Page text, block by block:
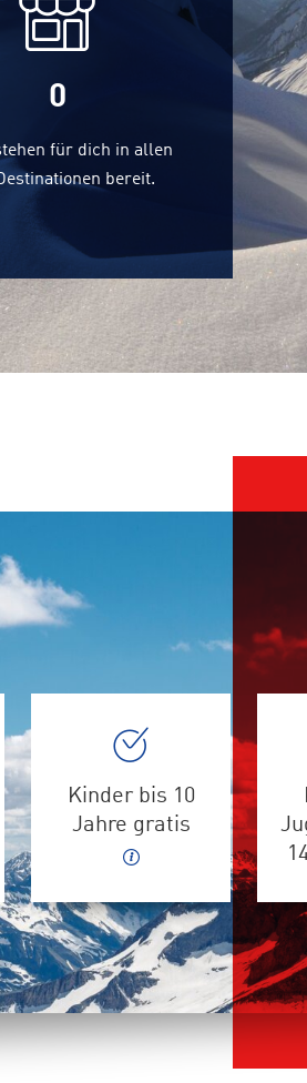
0
für dich in allen
bereit.
Kinder bis 10
Jahre gratis